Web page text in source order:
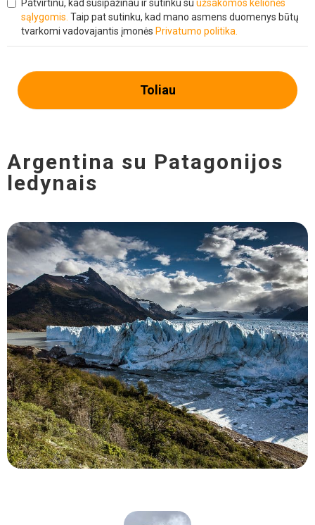
Patvirtinu, kad susipažinau ir sutinku su užsakomos kelionės
sąlygomis. Taip pat sutinku, kad mano asmens duomenys būtų
tvarkomi vadovajantis įmonės Privatumo politika.
Toliau
Argentina su Patagonijos
ledynais